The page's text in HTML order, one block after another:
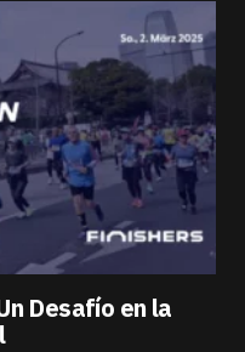
Desafío en la